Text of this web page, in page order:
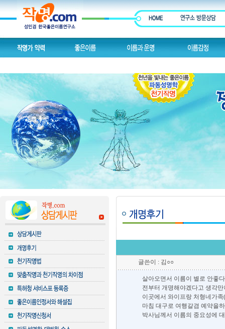
글쓴이 : 김○○
살아오면서 이름이 별로 안좋
전부터 개명해야겠다고 생각
이곳에서 와이프랑 처형네가
마침 대구로 여행갈겸 예약을
박사님께서 이름의 중요성에